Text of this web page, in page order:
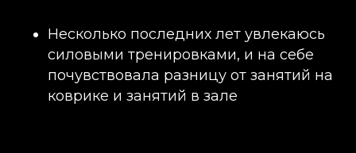
Несколько последних лет увлекаюсь
силовыми тренировками, и на себе
почувствовала разницу от занятий на
коврике и занятий в зале